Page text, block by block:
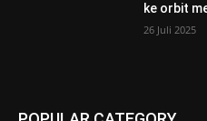
ke orbit
26 Juli 2025